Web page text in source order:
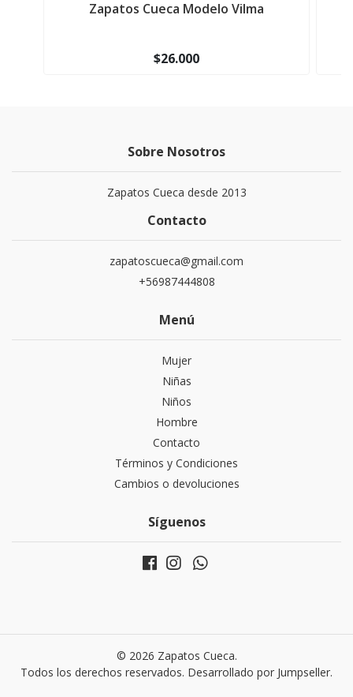
Zapatos Cueca Modelo Vilma
$26.000
Sobre Nosotros
Zapatos Cueca desde 2013
Contacto
zapatoscueca@gmail.com
+56987444808
Menú
Mujer
Niñas
Niños
Hombre
Contacto
Términos y Condiciones
Cambios o devoluciones
Síguenos
© 2026 Zapatos Cueca.
Todos los derechos reservados. Desarrollado por Jumpseller.